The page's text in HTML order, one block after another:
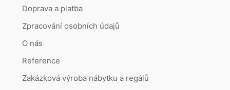
Doprava a platba
Zpracování osobních údajů
O nás
Reference
Zakázková výroba nábytku a regálů